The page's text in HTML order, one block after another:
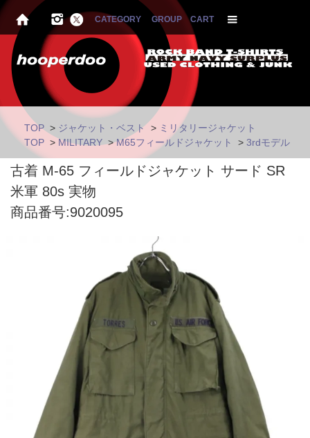
CATEGORY GROUP CART
TOP > ジャケット・ベスト > ミリタリージャケット
TOP > MILITARY >M65フィールドジャケット > 3rdモデル
古着 M-65 フィールドジャケット サード SR
米軍 80s 実物
商品番号:9020095